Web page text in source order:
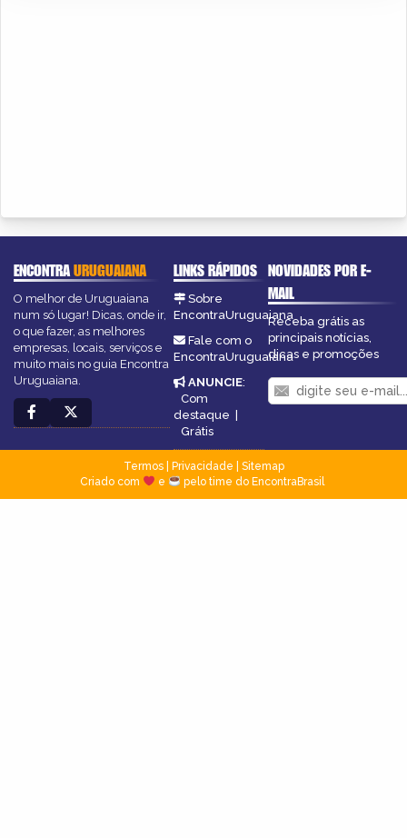
ENCONTRAURUGUAIANA
O melhor de Uruguaiana
num só lugar! Dicas, onde ir,
o que fazer, as melhores
empresas, locais, serviços e
muito mais no guia Encontra
Uruguaiana.
LINKS RÁPIDOS
Sobre
EncontraUruguaiana
Fale com o
EncontraUruguaiana
ANUNCIE:
Com
destaque |
Grátis
NOVIDADES POR E-
MAIL
Receba grátis as
principais notícias,
dicas e promoções
Termos| Privacidade
Sitemap
Criado com
e pelo time do EncontraBrasil